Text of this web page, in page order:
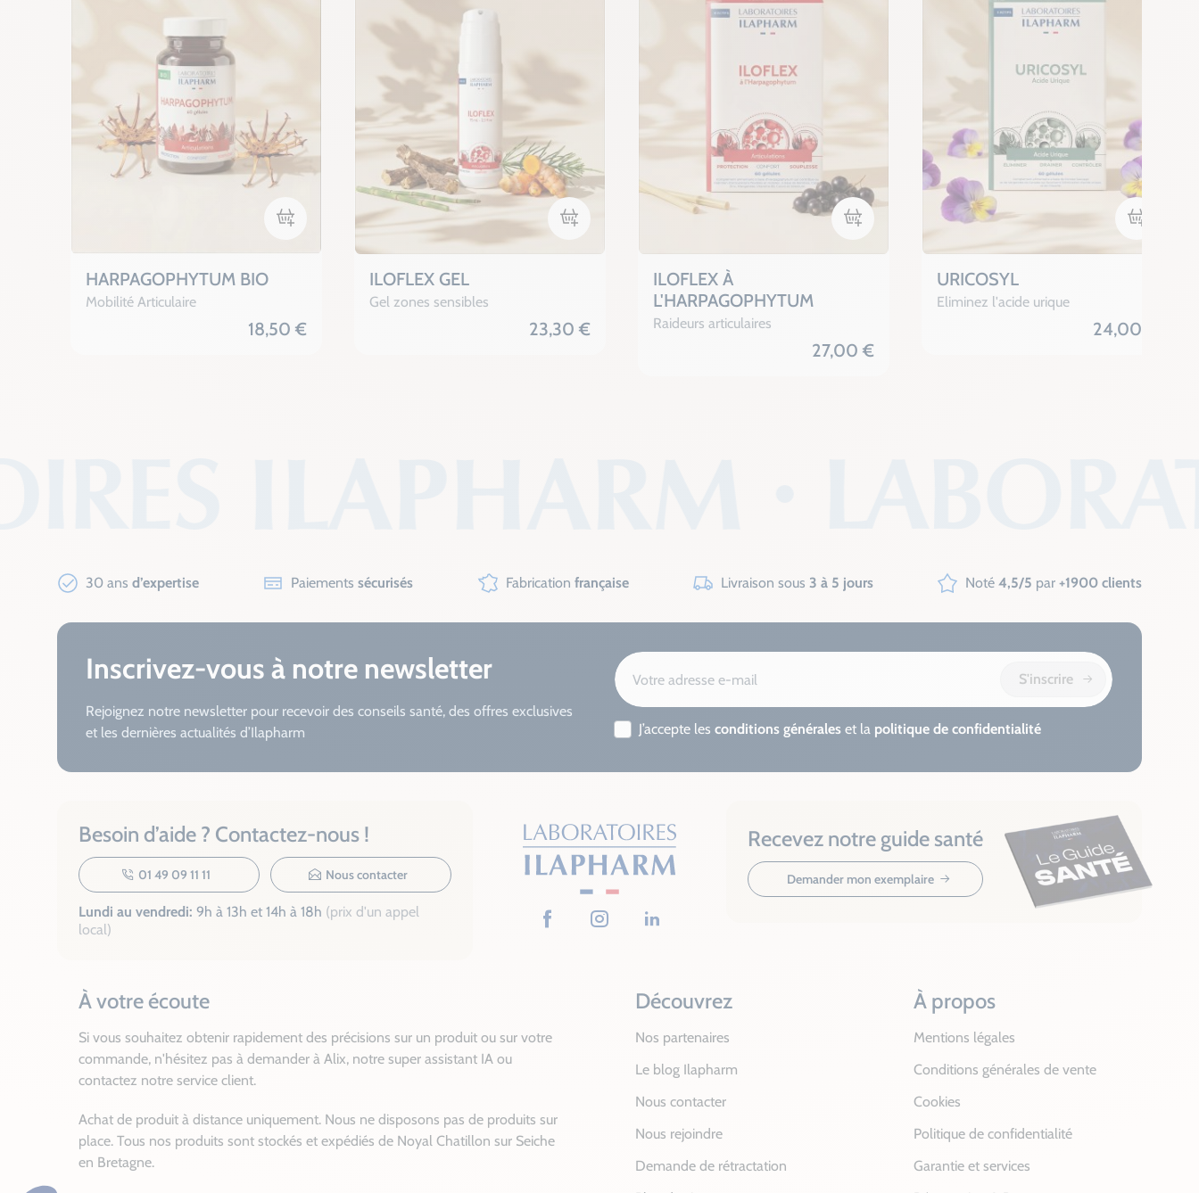
Ajouter au panier
HARPAGOPHYTUM BIO
Mobilité Articulaire
18,50 €
Ajouter au panier
ILOFLEX GEL
Gel zones sensibles
23,30 €
Ajouter au panier
ILOFLEX À
L'HARPAGOPHYTUM
Raideurs articulaires
27,00 €
Ajouter
URICOSYL
Eliminez l'acide urique
24,00 €
30 ans d’expertise Paiementssécurisés Fabrication française Livraison sous 3 à 5 jours Noté 4,5/5 par +1900 clients
Inscrivez-vous à notre newsletter
Rejoignez notre newsletter pour recevoir des conseils santé, des offres exclusives
et les dernières actualités d’Ilapharm
S'inscrire
J’accepte les conditions générales et la politique de confidentialité
Besoin d’aide ? Contactez-nous !
01 49 09 11 11 Nous contacter
Lundi au vendredi: 9h à 13h et 14h à 18h (prix d'un appel
local)
FacebookInstagramLinkedIn
Recevez notre guide santé
Demander mon exemplaire
À votre écoute
Si vous souhaitez obtenir rapidement des précisions sur un produit ou sur votre
commande, n'hésitez pas à demander à Alix, notre super assistant IA ou
contactez notre service client.
Achat de produit à distance uniquement. Nous ne disposons pas de produits sur
place. Tous nos produits sont stockés et expédiés de Noyal Chatillon sur Seiche
en Bretagne.
Découvrez
Nos partenaires
Le blog Ilapharm
Nous contacter
Nous rejoindre
Demande de rétractation
À propos
Mentions légales
Conditions générales de vente
Cookies
Politique de confidentialité
Garantie et services